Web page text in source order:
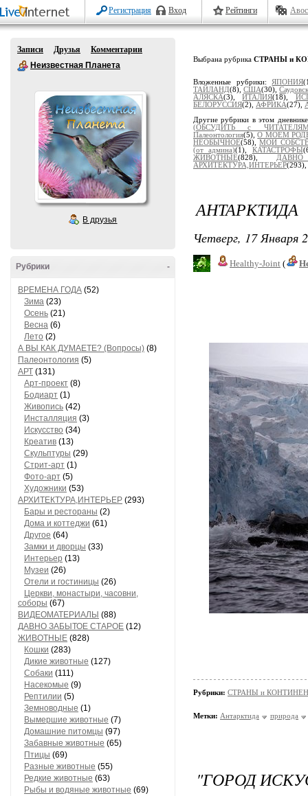
Регистрация Вход Рейтинги
Записи Друзья
Комментарии
Неизвестная Планета
В друзья
-
Рубрики
ВРЕМЕНА ГОДА (52)
Зима (23)
Осень (21)
Весна (6)
Лето (2)
А ВЫ КАК ДУМАЕТЕ? (Вопросы) (8)
Палеонтология (5)
АРТ (131)
Арт-проект (8)
Бодиарт (1)
Живопись (42)
Инсталляция (3)
Искусство (34)
Креатив (13)
Скульптуры (29)
Стрит-арт (1)
Фото-арт (5)
Художники (53)
АРХИТЕКТУРА,ИНТЕРЬЕР (293)
Бары и рестораны (2)
Дома и коттеджи (61)
Другое (64)
Замки и дворцы (33)
Интерьер (13)
Музеи (26)
Отели и гостиницы (26)
Церкви, монастыри, часовни,
соборы (67)
ВИДЕОМАТЕРИАЛЫ (88)
ДАВНО ЗАБЫТОЕ СТАРОЕ (12)
ЖИВОТНЫЕ (828)
Кошки (283)
Дикие животные (127)
Собаки (111)
Насекомые (9)
Рептилии (5)
Земноводные (1)
Вымершие животные (7)
Домашние питомцы (97)
Забавные животные (65)
Птицы (69)
Разные животные (55)
Редкие животные (63)
Рыбы и водяные животные (69)
Выбрана рубрика СТРАНЫ и
Вложенные рубрики: ЯПОНИЯ
ТАЙЛАНД(8),США(30),
АЛЯСКА(3),ИТАЛИЯ(18),
БЕЛОРУССИЯ(2), АФРИКА(27),
Другие рубрики в этом
(ОБСУДИТЬ с
Палеонтология(5),О МОЕМ
НЕОБЫЧНОЕ(58),МОИ
(от админа)(1), КАТАСТРОФЫ
ЖИВОТНЫЕ(828),
АРХИТЕКТУРА,ИНТЕРЬЕР(293),
АНТАРКТИДА
Четверг, 17 Января
Healthy-Joint (
Рубрики: СТРАНЫ и
Метки: Антарктида природа
"ГОРОД